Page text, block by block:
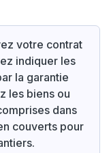
votre contrat
indiquer les
la garantie
les biens ou
dans
couverts pour